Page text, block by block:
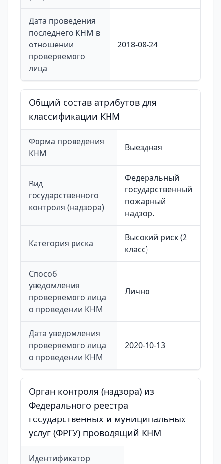
Дата проведения
последнего КНМ в
отношении
проверяемого
лица
2018-08-24
Общий состав атрибутов для
классификации КНМ
Форма проведения
КНМ
Выездная
Вид
государственного
контроля (надзора)
Федеральный
государственный
пожарный
надзор.
Категория риска
Высокий риск (2
класс)
Способ
уведомления
проверяемого лица
о проведении КНМ
Лично
Дата уведомления
проверяемого лица
о проведении КНМ
2020-10-13
Орган контроля (надзора) из
Федерального реестра
государственных и муниципальных
услуг (ФРГУ) проводящий КНМ
Идентификатор